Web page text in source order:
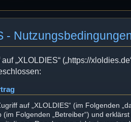
-
„XLOLDIES“ („https://
auf „XLOLDIES“ (im Folgenden
(im Folgenden „Betreiber“) und